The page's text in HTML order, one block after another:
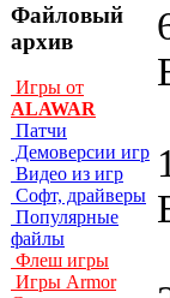
Файловый
архив
Игры от
ALAWAR
Патчи
Демоверсии игр
Видео из игр
Софт, драйверы
Популярные
файлы
Флеш игры
Игры Armor